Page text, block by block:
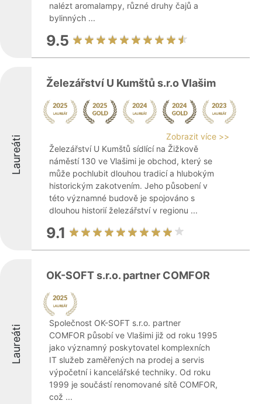
nalézt aromalampy, různé druhy čajů a
bylinných ...
9.5
Laureáti
Železářství U Kumštů s.r.o Vlašim
Zobrazit více >>
Železářství U Kumštů sídlící na Žižkově
náměstí 130 ve Vlašimi je obchod, který se
může pochlubit dlouhou tradicí a hlubokým
historickým zakotvením. Jeho působení v
této významné budově je spojováno s
dlouhou historií železářství v regionu ...
9.1
Laureáti
OK-SOFT s.r.o. partner COMFOR
Společnost OK-SOFT s.r.o. partner
COMFOR působí ve Vlašimi již od roku 1995
jako významný poskytovatel komplexních
IT služeb zaměřených na prodej a servis
výpočetní i kancelářské techniky. Od roku
1999 je součástí renomované sítě COMFOR,
což ...